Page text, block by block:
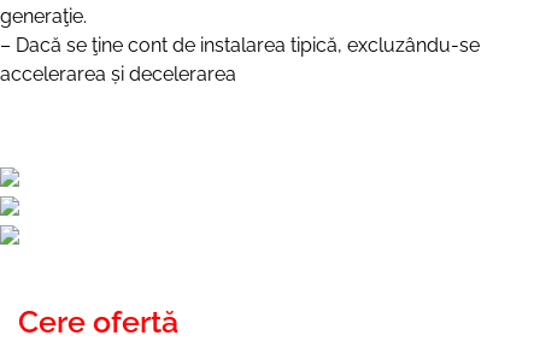
generaţie.
– Dacă se ţine cont de instalarea tipică, excluzându-se
accelerarea și decelerarea
Cere ofertă